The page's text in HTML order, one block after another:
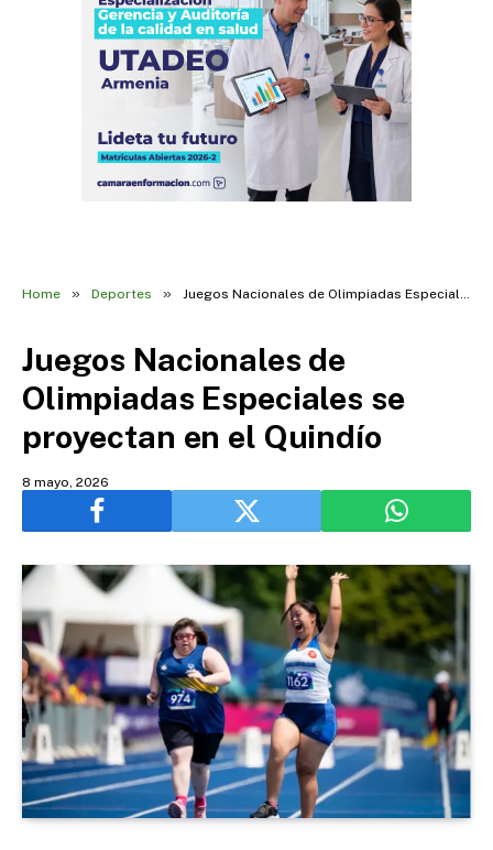
Home » Deportes » Juegos Nacionales de Olimpiadas Especiales se proyectan en el Quindío
Juegos Nacionales de
Olimpiadas Especiales se
proyectan en el Quindío
8 mayo, 2026